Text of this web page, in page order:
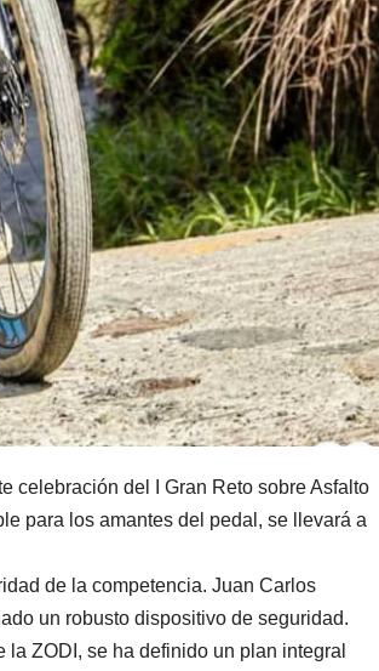
celebración del I Gran Reto sobre Asfalto
para los amantes del pedal, se llevará a
de la competencia. Juan Carlos
un robusto dispositivo de seguridad.
ZODI, se ha definido un plan integral